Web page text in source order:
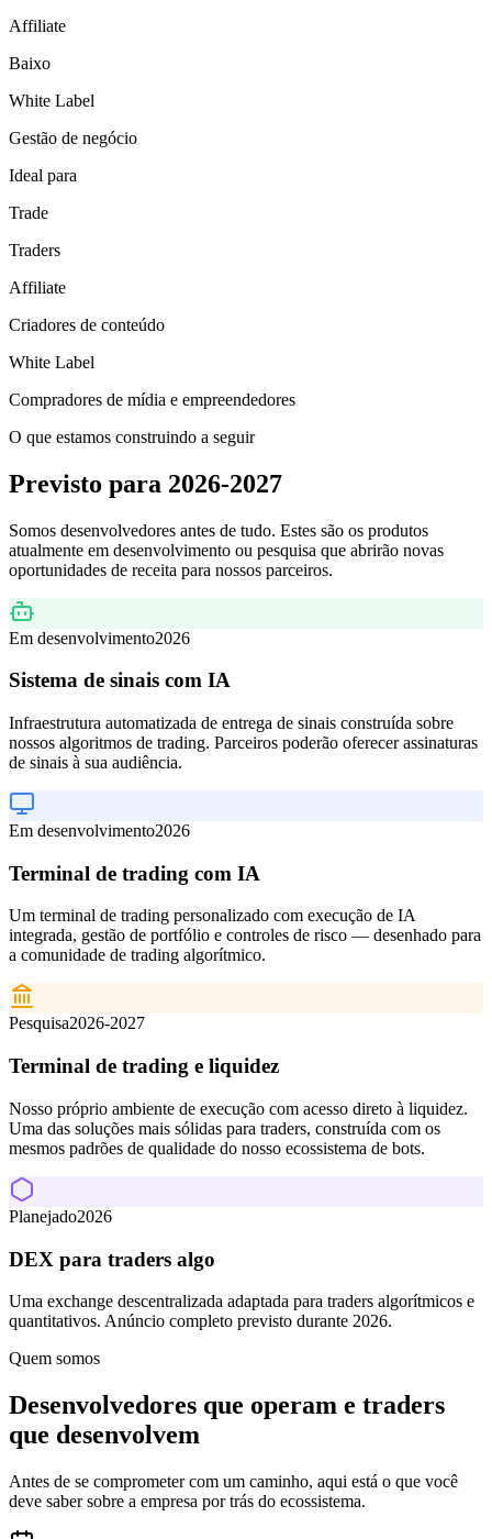
Affiliate
Baixo
White Label
Gestão de negócio
Ideal para
Trade
Traders
Affiliate
Criadores de conteúdo
White Label
Compradores de mídia e empreendedores
O que estamos construindo a seguir
Previsto para 2026-2027
Somos desenvolvedores antes de tudo. Estes são os produtos
atualmente em desenvolvimento ou pesquisa que abrirão novas
oportunidades de receita para nossos parceiros.
Em desenvolvimento2026
Sistema de sinais com IA
Infraestrutura automatizada de entrega de sinais construída sobre
nossos algoritmos de trading. Parceiros poderão oferecer assinaturas
de sinais à sua audiência.
Em desenvolvimento2026
Terminal de trading com IA
Um terminal de trading personalizado com execução de IA
integrada, gestão de portfólio e controles de risco — desenhado para
a comunidade de trading algorítmico.
Pesquisa2026-2027
Terminal de trading e liquidez
Nosso próprio ambiente de execução com acesso direto à liquidez.
Uma das soluções mais sólidas para traders, construída com os
mesmos padrões de qualidade do nosso ecossistema de bots.
Planejado2026
DEX para traders algo
Uma exchange descentralizada adaptada para traders algorítmicos e
quantitativos. Anúncio completo previsto durante 2026.
Quem somos
Desenvolvedores que operam e traders
que desenvolvem
Antes de se comprometer com um caminho, aqui está o que você
deve saber sobre a empresa por trás do ecossistema.